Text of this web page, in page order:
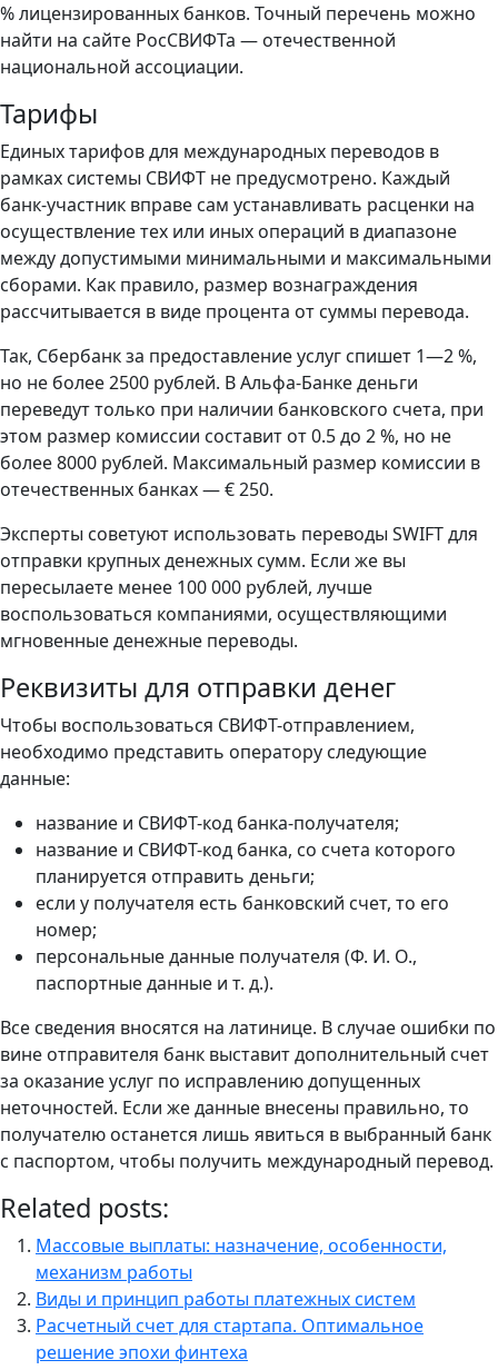
% лицензированных банков. Точный перечень можно
найти на сайте РосСВИФТа — отечественной
национальной ассоциации.
Тарифы
Единых тарифов для международных переводов в
рамках системы СВИФТ не предусмотрено. Каждый
банк-участник вправе сам устанавливать расценки на
осуществление тех или иных операций в диапазоне
между допустимыми минимальными и максимальными
сборами. Как правило, размер вознаграждения
рассчитывается в виде процента от суммы перевода.
Так, Сбербанк за предоставление услуг спишет 1—2 %,
но не более 2500 рублей. В Альфа-Банке деньги
переведут только при наличии банковского счета, при
этом размер комиссии составит от 0.5 до 2 %, но не
более 8000 рублей. Максимальный размер комиссии в
отечественных банках — € 250.
Эксперты советуют использовать переводы SWIFT для
отправки крупных денежных сумм. Если же вы
пересылаете менее 100 000 рублей, лучше
воспользоваться компаниями, осуществляющими
мгновенные денежные переводы.
Реквизиты для отправки денег
Чтобы воспользоваться СВИФТ-отправлением,
необходимо представить оператору следующие
данные:
название и СВИФТ-код банка-получателя;
название и СВИФТ-код банка, со счета которого
планируется отправить деньги;
если у получателя есть банковский счет, то его
номер;
персональные данные получателя (Ф. И. О.,
паспортные данные и т. д.).
Все сведения вносятся на латинице. В случае ошибки по
вине отправителя банк выставит дополнительный счет
за оказание услуг по исправлению допущенных
неточностей. Если же данные внесены правильно, то
получателю останется лишь явиться в выбранный банк
с паспортом, чтобы получить международный перевод.
Related posts:
Массовые выплаты: назначение, особенности,
механизм работы
Виды и принцип работы платежных систем
Расчетный счет для стартапа. Оптимальное
решение эпохи финтеха